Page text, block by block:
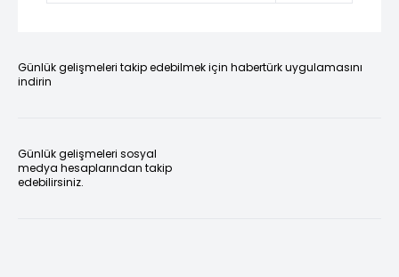
Günlük gelişmeleri takip edebilmek için habertürk uygulamasını
indirin
Günlük gelişmeleri sosyal
medya hesaplarından takip
edebilirsiniz.